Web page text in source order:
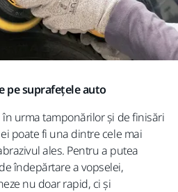
pe suprafețele auto
urma tamponărilor și de finisări
poate fi una dintre cele mai
ales. Pentru a putea
îndepărtare a vopselei,
nu doar rapid, ci și